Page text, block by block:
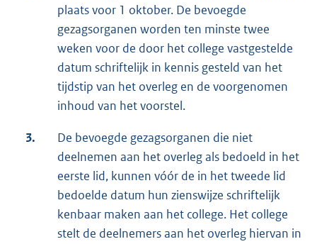
plaats voor 1 oktober. De bevoegde
gezagsorganen worden ten minste twee
weken voor de door het college vastgestelde
datum schriftelijk in kennis gesteld van het
tijdstip van het overleg en de voorgenomen
inhoud van het voorstel.
3.
De bevoegde gezagsorganen die niet
deelnemen aan het overleg als bedoeld in het
eerste lid, kunnen vóór de in het tweede lid
bedoelde datum hun zienswijze schriftelijk
kenbaar maken aan het college. Het college
stelt de deelnemers aan het overleg hiervan in